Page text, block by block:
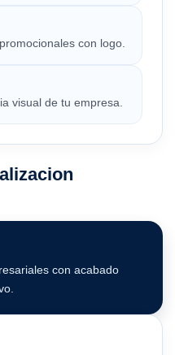
con logo.
visual de tu empresa.
con acabado